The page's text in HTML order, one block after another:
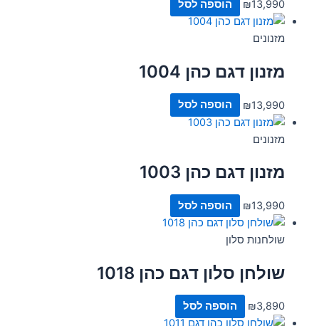
₪13,990 הוספה לסל
מזנונים
מזנון דגם כהן 1004
₪13,990 הוספה לסל
מזנונים
מזנון דגם כהן 1003
₪13,990 הוספה לסל
שולחנות סלון
שולחן סלון דגם כהן 1018
₪3,890 הוספה לסל